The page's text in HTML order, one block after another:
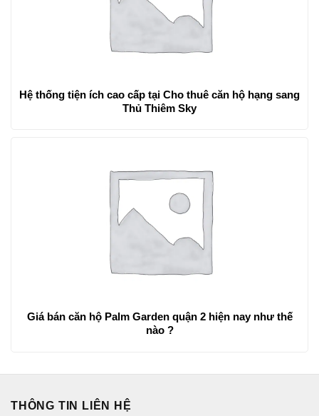
Hệ thống tiện ích cao cấp tại Cho thuê căn hộ hạng sang
Thủ Thiêm Sky
Giá bán căn hộ Palm Garden quận 2 hiện nay như thế
nào ?
THÔNG TIN LIÊN HỆ